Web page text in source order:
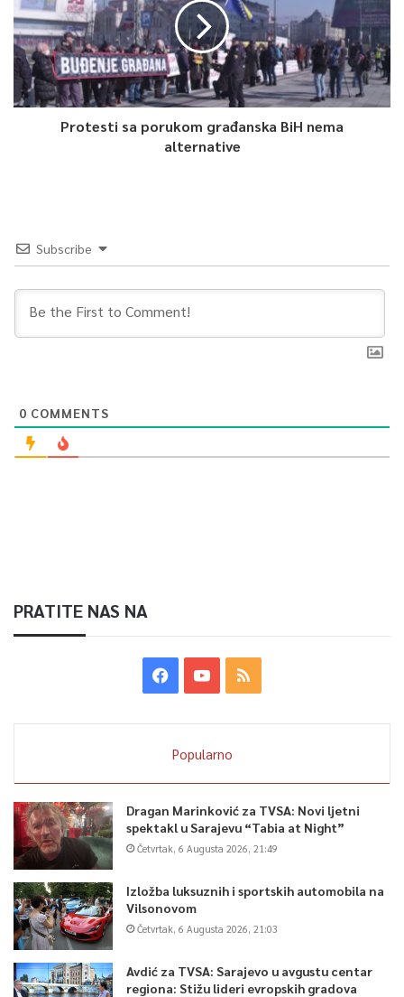
Article Rating
Protesti sa porukom građanska BiH nema
alternative
Subscribe
0 COMMENTS
PRATITE NAS NA
Popularno
Dragan Marinković za TVSA: Novi ljetni
spektakl u Sarajevu “Tabia at Night”
Četvrtak, 6 Augusta 2026, 21:49
Izložba luksuznih i sportskih automobila na
Vilsonovom
Četvrtak, 6 Augusta 2026, 21:03
Avdić za TVSA: Sarajevo u avgustu centar
regiona: Stižu lideri evropskih gradova